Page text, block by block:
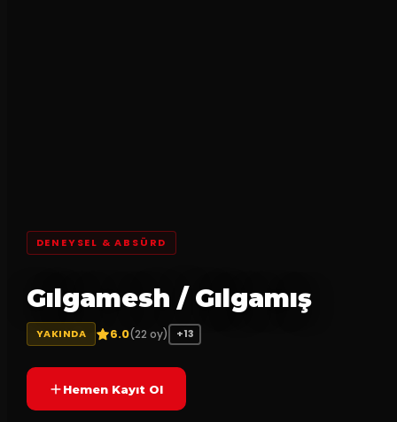
DENEYSEL & ABSÜRD
Gılgamesh / Gılgamış
YAKINDA 6.0(22 oy) +13
Hemen Kayıt Ol